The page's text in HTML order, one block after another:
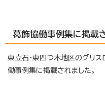
葛飾協働事例集に掲載
東立石・東四つ木地区のグリ
働事例集に掲載されました。